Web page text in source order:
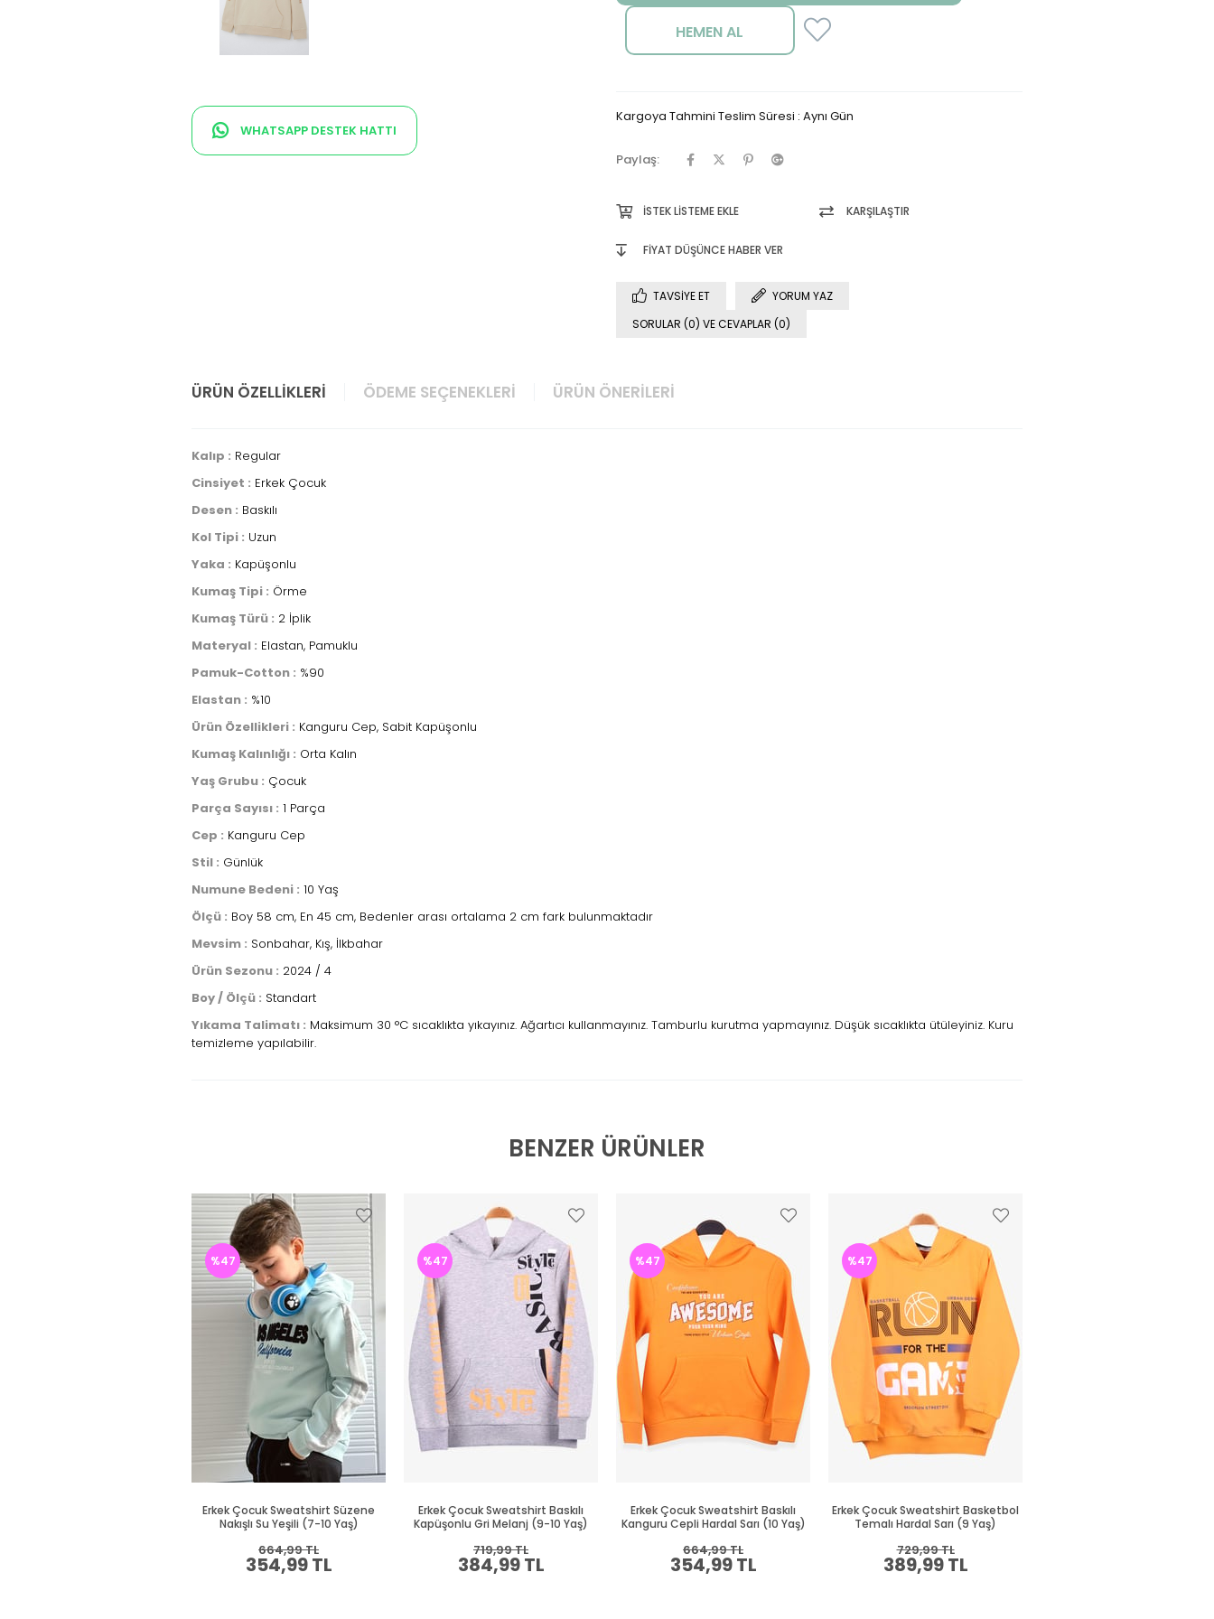
WHATSAPP DESTEK HATTI
Kargoya Tahmini Teslim Süresi : Aynı Gün
Paylaş:
İSTEK LISTEME EKLE KARŞILAŞTIR
FIYAT DÜŞÜNCE HABER VER
TAVSIYE ET
YORUM YAZ
SORULAR (0) VE CEVAPLAR (0)
ÜRÜN ÖZELLIKLERI ÖDEME SEÇENEKLERI ÜRÜN ÖNERILERI
Kalıp : Regular
Cinsiyet : Erkek Çocuk
Desen : Baskılı
Kol Tipi : Uzun
Yaka : Kapüşonlu
Kumaş Tipi : Örme
Kumaş Türü : 2 İplik
Materyal : Elastan, Pamuklu
Pamuk-Cotton : %90
Elastan : %10
Ürün Özellikleri : Kanguru Cep, Sabit Kapüşonlu
Kumaş Kalınlığı : Orta Kalın
Yaş Grubu : Çocuk
Parça Sayısı : 1 Parça
Cep : Kanguru Cep
Stil : Günlük
Numune Bedeni : 10 Yaş
Ölçü : Boy 58 cm, En 45 cm, Bedenler arası ortalama 2 cm fark bulunmaktadır
Mevsim : Sonbahar, Kış, İlkbahar
Ürün Sezonu : 2024 / 4
Boy / Ölçü : Standart
Yıkama Talimatı : Maksimum 30 °C sıcaklıkta yıkayınız. Ağartıcı kullanmayınız. Tamburlu kurutma yapmayınız. Düşük sıcaklıkta ütüleyiniz. Kuru
temizleme yapılabilir.
BENZER ÜRÜNLER
Erkek Çocuk Sweatshirt Süzene
Nakışlı Su Yeşili (7-10 Yaş)
354,99 TL
664,99 TL
%47
Erkek Çocuk Sweatshirt Baskılı
Kapüşonlu Gri Melanj (9-10 Yaş)
384,99 TL
719,99 TL
%47
Erkek Çocuk Sweatshirt Baskılı
Kanguru Cepli Hardal Sarı (10 Yaş)
354,99 TL
664,99 TL
%47
Erkek Çocuk Sweatshirt Basketbol
Temalı Hardal Sarı (9 Yaş)
389,99 TL
729,99 TL
%47